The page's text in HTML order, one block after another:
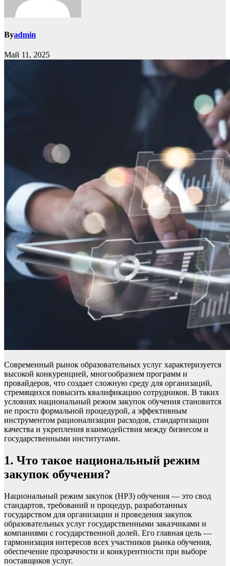
Byadmin
Май 11, 2025
Современный рынок образовательных услуг характеризуется
высокой конкуренцией, многообразием программ и
провайдеров, что создает сложную среду для организаций,
стремящихся повысить квалификацию сотрудников. В таких
условиях национальный режим закупок обучения становится
не просто формальной процедурой, а эффективным
инструментом рационализации расходов, стандартизации
качества и укрепления взаимодействия между бизнесом и
государственными институтами.
1. Что такое национальный режим
закупок обучения?
Национальный режим закупок (НРЗ) обучения — это свод
стандартов, требований и процедур, разработанных
государством для организации и проведения закупок
образовательных услуг государственными заказчиками и
компаниями с государственной долей. Его главная цель —
гармонизация интересов всех участников рынка обучения,
обеспечение прозрачности и конкурентности при выборе
поставщиков услуг.